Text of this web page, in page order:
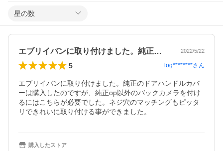
星の数
エブリイバンに取り付けました。純正のド… 2022/5/22
5 log********さん
エブリイバンに取り付けました。純正のドアハンドルカバ
ーは購入したのですが、純正op以外のバックカメラを付け
るにはこちらが必要でした。ネジ穴のマッチングもピッタ
リできれいに取り付ける事ができました。
購入したストア